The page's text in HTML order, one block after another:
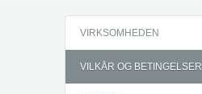
VIRKSOMHEDEN
VILKÅR OG BETINGELSER